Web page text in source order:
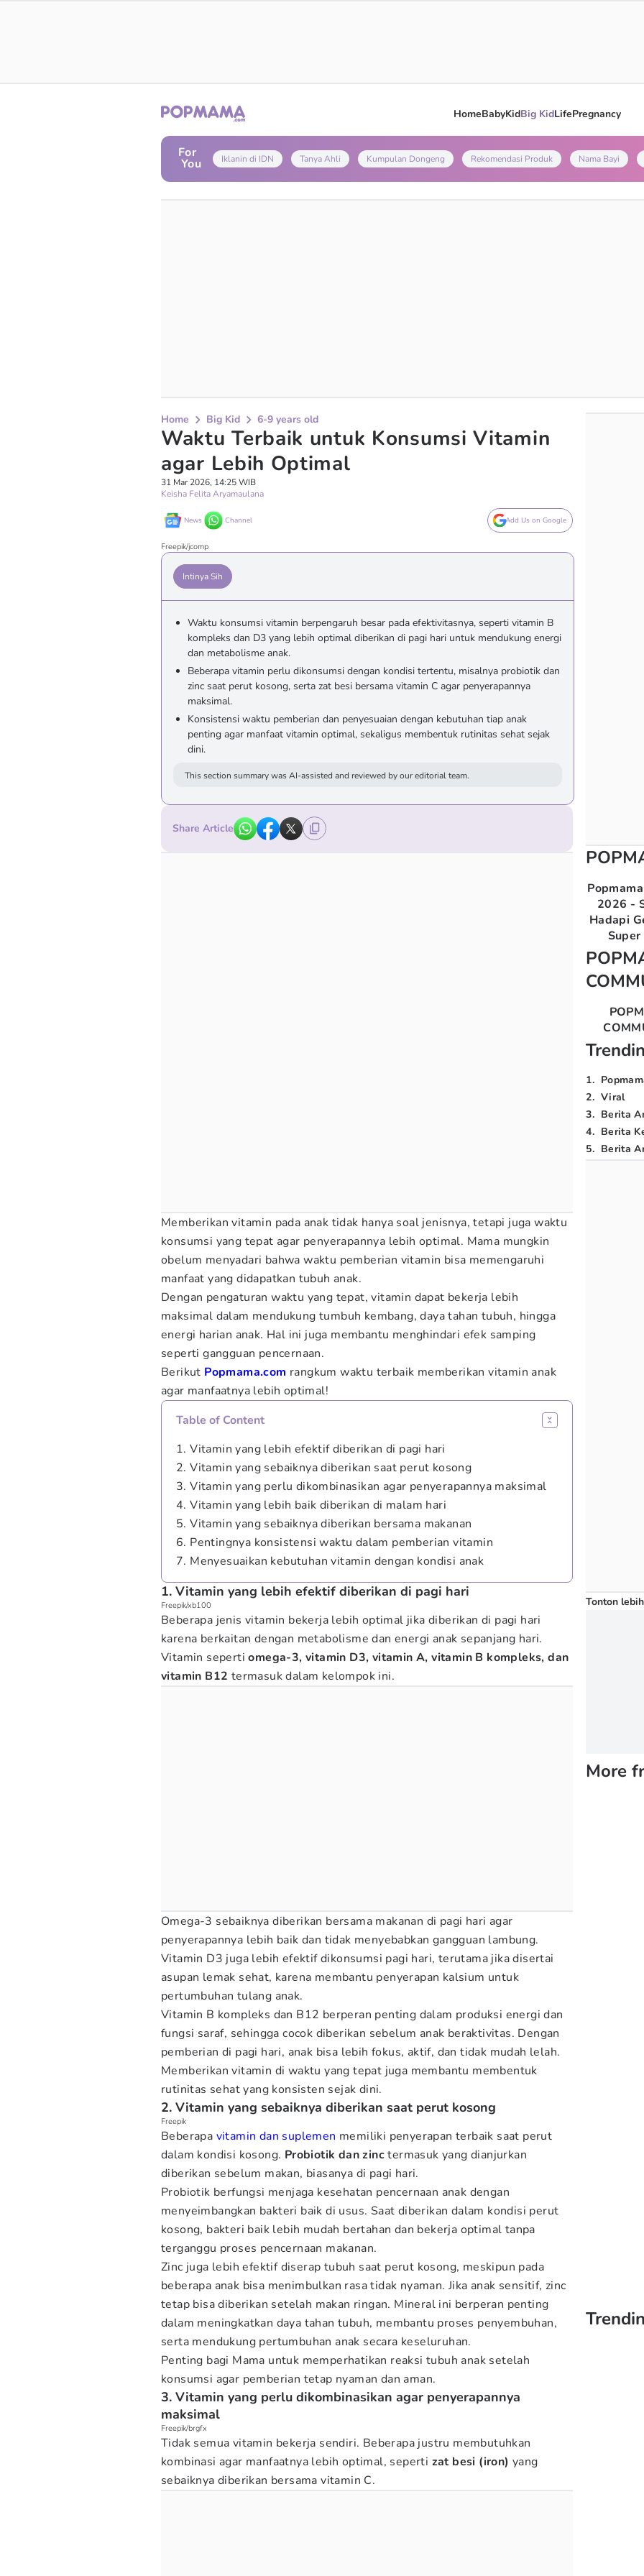
HomeBabyKidBig KidLifePregnancy
For
You Iklanin di IDN Tanya Ahli Kumpulan Dongeng Rekomendasi Produk Nama Bayi
Home Big Kid 6-9 years old
Waktu Terbaik untuk Konsumsi Vitamin
agar Lebih Optimal
31 Mar 2026, 14:25 WIB
Keisha Felita Aryamaulana
News Channel Add Us on Google
Freepik/jcomp
Intinya Sih
Waktu konsumsi vitamin berpengaruh besar pada efektivitasnya, seperti vitamin B
kompleks dan D3 yang lebih optimal diberikan di pagi hari untuk mendukung energi
dan metabolisme anak.
Beberapa vitamin perlu dikonsumsi dengan kondisi tertentu, misalnya probiotik dan
zinc saat perut kosong, serta zat besi bersama vitamin C agar penyerapannya
maksimal.
Konsistensi waktu pemberian dan penyesuaian dengan kebutuhan tiap anak
penting agar manfaat vitamin optimal, sekaligus membentuk rutinitas sehat sejak
dini.
This section summary was AI-assisted and reviewed by our editorial team.
Share Article
Memberikan vitamin pada anak tidak hanya soal jenisnya, tetapi juga waktu
konsumsi yang tepat agar penyerapannya lebih optimal. Mama mungkin
obelum menyadari bahwa waktu pemberian vitamin bisa memengaruhi
manfaat yang didapatkan tubuh anak.
Dengan pengaturan waktu yang tepat, vitamin dapat bekerja lebih
maksimal dalam mendukung tumbuh kembang, daya tahan tubuh, hingga
energi harian anak. Hal ini juga membantu menghindari efek samping
seperti gangguan pencernaan.
Berikut Popmama.com rangkum waktu terbaik memberikan vitamin anak
agar manfaatnya lebih optimal!
Table of Content
1. Vitamin yang lebih efektif diberikan di pagi hari
2. Vitamin yang sebaiknya diberikan saat perut kosong
3. Vitamin yang perlu dikombinasikan agar penyerapannya maksimal
4. Vitamin yang lebih baik diberikan di malam hari
5. Vitamin yang sebaiknya diberikan bersama makanan
6. Pentingnya konsistensi waktu dalam pemberian vitamin
7. Menyesuaikan kebutuhan vitamin dengan kondisi anak
1. Vitamin yang lebih efektif diberikan di pagi hari
Freepik/xb100
Beberapa jenis vitamin bekerja lebih optimal jika diberikan di pagi hari
karena berkaitan dengan metabolisme dan energi anak sepanjang hari.
Vitamin seperti omega-3, vitamin D3, vitamin A, vitamin B kompleks, dan
vitamin B12 termasuk dalam kelompok ini.
Omega-3 sebaiknya diberikan bersama makanan di pagi hari agar
penyerapannya lebih baik dan tidak menyebabkan gangguan lambung.
Vitamin D3 juga lebih efektif dikonsumsi pagi hari, terutama jika disertai
asupan lemak sehat, karena membantu penyerapan kalsium untuk
pertumbuhan tulang anak.
Vitamin B kompleks dan B12 berperan penting dalam produksi energi dan
fungsi saraf, sehingga cocok diberikan sebelum anak beraktivitas. Dengan
pemberian di pagi hari, anak bisa lebih fokus, aktif, dan tidak mudah lelah.
Memberikan vitamin di waktu yang tepat juga membantu membentuk
rutinitas sehat yang konsisten sejak dini.
2. Vitamin yang sebaiknya diberikan saat perut kosong
Freepik
Beberapa vitamin dan suplemen memiliki penyerapan terbaik saat perut
dalam kondisi kosong. Probiotik dan zinctermasuk yang dianjurkan
diberikan sebelum makan, biasanya di pagi hari.
Probiotik berfungsi menjaga kesehatan pencernaan anak dengan
menyeimbangkan bakteri baik di usus. Saat diberikan dalam kondisi perut
kosong, bakteri baik lebih mudah bertahan dan bekerja optimal tanpa
terganggu proses pencernaan makanan.
Zinc juga lebih efektif diserap tubuh saat perut kosong, meskipun pada
beberapa anak bisa menimbulkan rasa tidak nyaman. Jika anak sensitif, zinc
tetap bisa diberikan setelah makan ringan. Mineral ini berperan penting
dalam meningkatkan daya tahan tubuh, membantu proses penyembuhan,
serta mendukung pertumbuhan anak secara keseluruhan.
Penting bagi Mama untuk memperhatikan reaksi tubuh anak setelah
konsumsi agar pemberian tetap nyaman dan aman.
3. Vitamin yang perlu dikombinasikan agar penyerapannya
maksimal
Freepik/brgfx
Tidak semua vitamin bekerja sendiri. Beberapa justru membutuhkan
kombinasi agar manfaatnya lebih optimal, seperti zat besi (iron) yang
sebaiknya diberikan bersama vitamin C.
2026 -
Hadapi
1.
2. Viral
3. Berita
4. Berita
5. Berita
Tonton
More